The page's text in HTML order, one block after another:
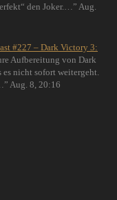
den Joker.… ” Aug.
#227 – Dark Victory 3:
Aufbereitung von Dark
nicht sofort weitergeht.
” Aug. 8, 20:16